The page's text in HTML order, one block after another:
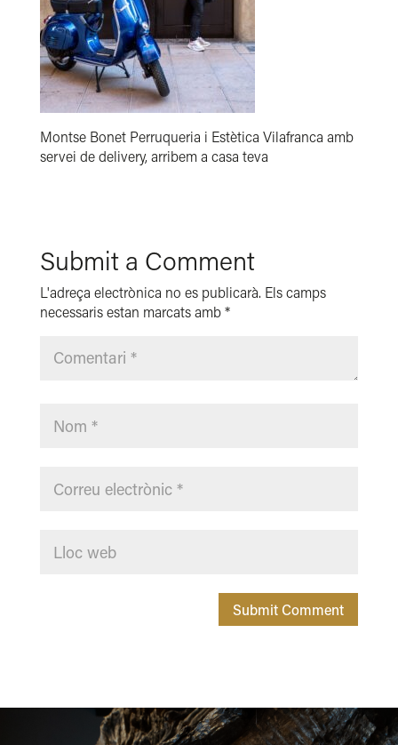
Montse Bonet Perruqueria i Estètica Vilafranca amb
servei de delivery, arribem a casa teva
Submit a Comment
L'adreça electrònica no es publicarà. Els camps
necessaris estan marcats amb*